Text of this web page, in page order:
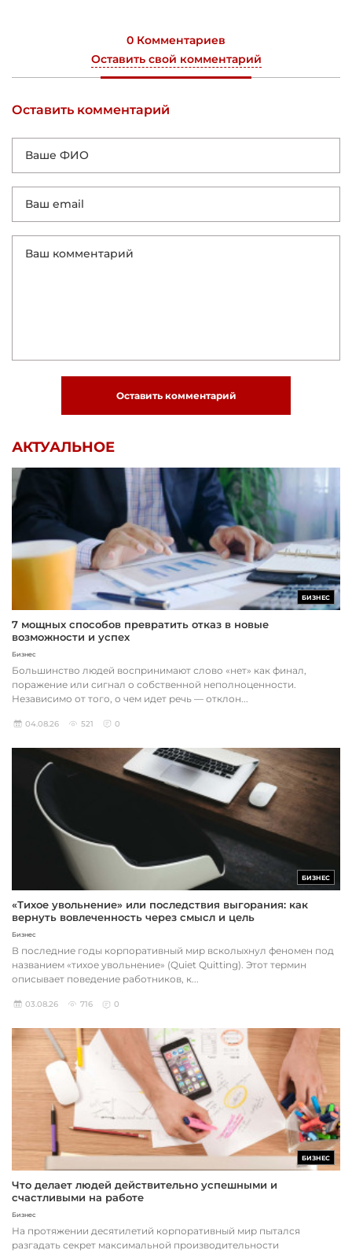
0 Комментариев
Оставить свой комментарий
Оставить комментарий
Оставить комментарий
АКТУАЛЬНОЕ
БИЗНЕС
7 мощных способов превратить отказ в новые
возможности и успех
Бизнес
Большинство людей воспринимают слово «нет» как финал,
поражение или сигнал о собственной неполноценности.
Независимо от того, о чем идет речь — отклон...
04.08.26 521 0
БИЗНЕС
«Тихое увольнение» или последствия выгорания: как
вернуть вовлеченность через смысл и цель
Бизнес
В последние годы корпоративный мир всколыхнул феномен под
названием «тихое увольнение» (Quiet Quitting). Этот термин
описывает поведение работников, к...
03.08.26 716 0
БИЗНЕС
Что делает людей действительно успешными и
счастливыми на работе
Бизнес
На протяжении десятилетий корпоративный мир пытался
разгадать секрет максимальной производительности